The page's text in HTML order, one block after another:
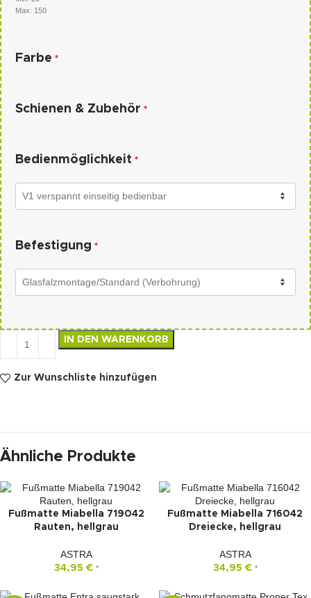
Max: 150
Farbe *
Schienen & Zubehör *
Bedienmöglichkeit *
Befestigung *
IN DEN WARENKORB
Zur Wunschliste hinzufügen
Ähnliche Produkte
Fußmatte Miabella 719042
Rauten, hellgrau
ASTRA
34,95 € *
Fußmatte Miabella 716042
Dreiecke, hellgrau
ASTRA
34,95 € *